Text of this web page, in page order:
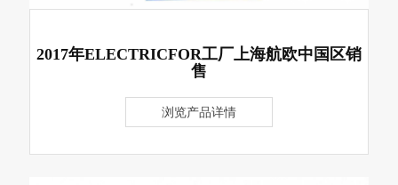
2017年ELECTRICFOR工厂上海航欧中国区销
售
浏览产品详情